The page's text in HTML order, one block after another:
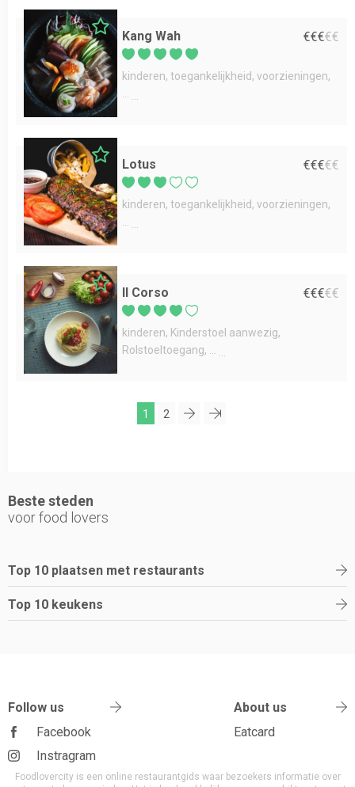
Kang Wah €€€€€
kinderen toegankelijkheid voorzieningen
Lotus €€€€€
kinderen toegankelijkheid voorzieningen
Il Corso €€€€€
kinderen Kinderstoel aanwezig
Rolstoeltoegang
1 2
Beste steden
voor food lovers
Top 10 plaatsen met restaurants
Top 10 keukens
Follow us
Facebook
Instragram
About us
Eatcard
Foodlovercity is een online restaurantgids waar bezoekers informatie over